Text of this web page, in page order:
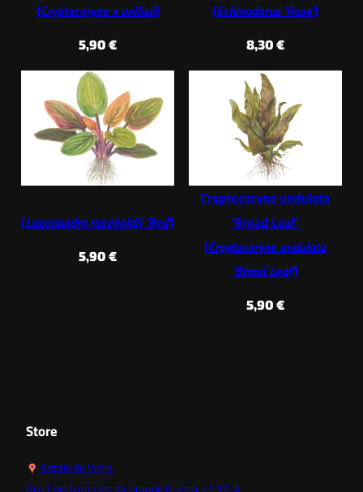
(Cryptocoryne x willisii)
5,90€
(Echinodorus ‘Rose’)
8,30 €
(Lagenandra meeboldii ‘Red’)
5,90€
Cryptocoryne undulata
‘Broad Leaf’
(Cryptocoryne undulata
‘Broad Leaf’)
5,90 €
Store
Corais de Vidro,